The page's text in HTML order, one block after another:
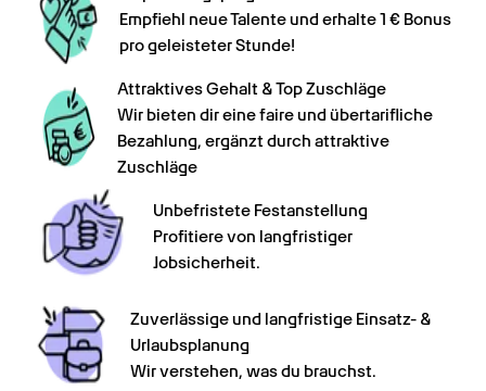
Empfiehl neue Talente und erhalte 1 € Bonus
pro geleisteter Stunde!
Attraktives Gehalt & Top Zuschläge
Wir bieten dir eine faire und übertarifliche
Bezahlung, ergänzt durch attraktive
Zuschläge
Unbefristete Festanstellung
Profitiere von langfristiger
Jobsicherheit.
Zuverlässige und langfristige Einsatz- &
Urlaubsplanung
Wir verstehen, was du brauchst.